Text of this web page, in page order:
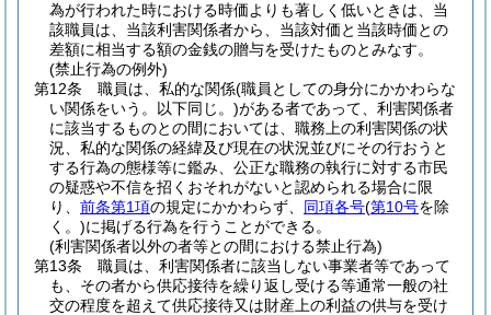
為が行われた時における時価よりも著しく低いときは、当
該職員は、当該利害関係者から、当該対価と当該時価との
差額に相当する額の金銭の贈与を受けたものとみなす。
(禁止行為の例外)
第12条
職員は、私的な関係(職員としての身分にかかわらな
い関係をいう。以下同じ。)がある者であって、利害関係者
に該当するものとの間においては、職務上の利害関係の状
況、私的な関係の経緯及び現在の状況並びにその行おうと
する行為の態様等に鑑み、公正な職務の執行に対する市民
の疑惑や不信を招くおそれがないと認められる場合に限
り、 前条第1項の規定にかかわらず、 同項各号(第10号を除
く。)に掲げる行為を行うことができる。
(利害関係者以外の者等との間における禁止行為)
第13条
職員は、利害関係者に該当しない事業者等であって
も、その者から供応接待を繰り返し受ける等通常一般の社
交の程度を超えて供応接待又は財産上の利益の供与を受け